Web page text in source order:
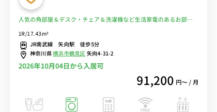
人気の角部屋＆デスク・チェア＆洗濯機など生活家電のあるお部
ーパーマーケット「西友」へ徒歩5分■選べるWi-Fi格安レンタル中！
1R/17.43m²
JR南武線 矢向駅 徒歩5分
神奈川県横浜市鶴見区矢向4-31-2
2026年10月04日から入居可
91,200 円〜 / 月